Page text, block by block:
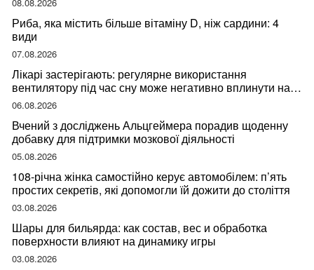
08.08.2026
Риба, яка містить більше вітаміну D, ніж сардини: 4
види
07.08.2026
Лікарі застерігають: регулярне використання
вентилятору під час сну може негативно вплинути на
ваше здоров’я
06.08.2026
Вчений з досліджень Альцгеймера порадив щоденну
добавку для підтримки мозкової діяльності
05.08.2026
108-річна жінка самостійно керує автомобілем: п’ять
простих секретів, які допомогли їй дожити до століття
03.08.2026
Шары для бильярда: как состав, вес и обработка
поверхности влияют на динамику игры
03.08.2026